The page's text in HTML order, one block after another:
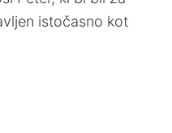
istočasno kot